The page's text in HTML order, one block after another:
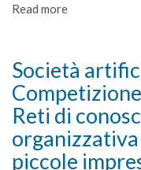
tecnologie
Read more
nell'attività
di
messa
a
punto
di
Società
Reti di
piccole